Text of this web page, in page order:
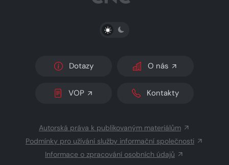
PŘEPNOUT SVĚTLÝ/TMAVÝ REŽIM
Dotazy O nás
VOP Kontakty
Autorská práva k publikovaným materiálům
Podmínky pro užívání služby informační společnosti
Informace o zpracování osobních údajů